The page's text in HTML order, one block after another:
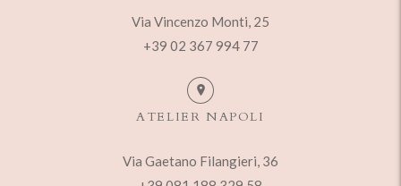
Via Vincenzo Monti, 25
+39 02 367 994 77
ATELIER NAPOLI
Via Gaetano Filangieri, 36